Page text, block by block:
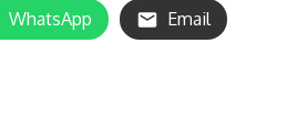
WhatsApp Email